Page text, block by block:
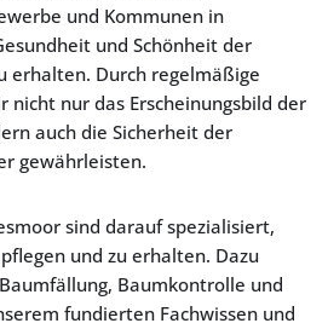
und Kommunen in
und Schönheit der
erhalten. Durch regelmäßige
nicht nur das Erscheinungsbild der
auch die Sicherheit der
gewährleisten.
sind darauf spezialisiert,
und zu erhalten. Dazu
Baumkontrolle und
fundierten Fachwissen und